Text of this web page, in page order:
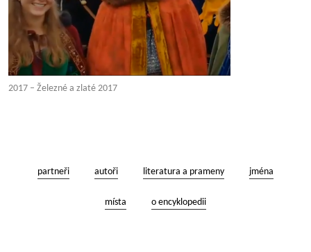
2017 – Železné a zlaté 2017
partneři autoři literatura a prameny jména
místa o encyklopedii